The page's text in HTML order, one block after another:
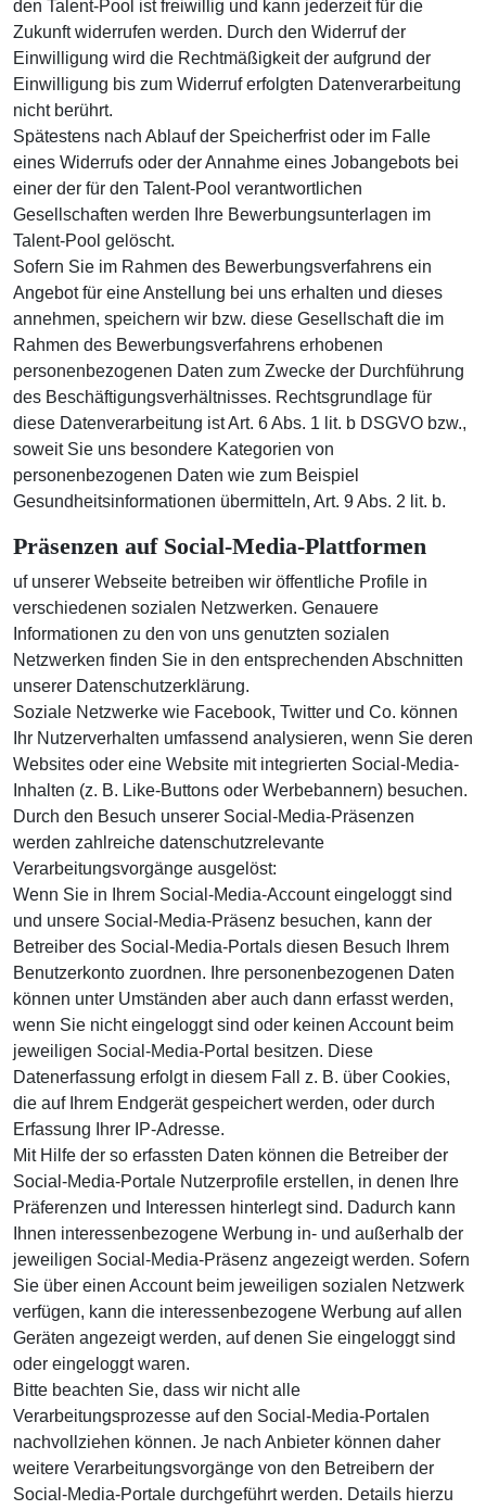
den Talent-Pool ist freiwillig und kann jederzeit für die
Zukunft widerrufen werden. Durch den Widerruf der
Einwilligung wird die Rechtmäßigkeit der aufgrund der
Einwilligung bis zum Widerruf erfolgten Datenverarbeitung
nicht berührt.
Spätestens nach Ablauf der Speicherfrist oder im Falle
eines Widerrufs oder der Annahme eines Jobangebots bei
einer der für den Talent-Pool verantwortlichen
Gesellschaften werden Ihre Bewerbungsunterlagen im
Talent-Pool gelöscht.
Sofern Sie im Rahmen des Bewerbungsverfahrens ein
Angebot für eine Anstellung bei uns erhalten und dieses
annehmen, speichern wir bzw. diese Gesellschaft die im
Rahmen des Bewerbungsverfahrens erhobenen
personenbezogenen Daten zum Zwecke der Durchführung
des Beschäftigungsverhältnisses. Rechtsgrundlage für
diese Datenverarbeitung ist Art. 6 Abs. 1 lit. b DSGVO bzw.,
soweit Sie uns besondere Kategorien von
personenbezogenen Daten wie zum Beispiel
Gesundheitsinformationen übermitteln, Art. 9 Abs. 2 lit. b.
Präsenzen auf Social-Media-Plattformen
uf unserer Webseite betreiben wir öffentliche Profile in
verschiedenen sozialen Netzwerken. Genauere
Informationen zu den von uns genutzten sozialen
Netzwerken finden Sie in den entsprechenden Abschnitten
unserer Datenschutzerklärung.
Soziale Netzwerke wie Facebook, Twitter und Co. können
Ihr Nutzerverhalten umfassend analysieren, wenn Sie deren
Websites oder eine Website mit integrierten Social-Media-
Inhalten (z. B. Like-Buttons oder Werbebannern) besuchen.
Durch den Besuch unserer Social-Media-Präsenzen
werden zahlreiche datenschutzrelevante
Verarbeitungsvorgänge ausgelöst:
Wenn Sie in Ihrem Social-Media-Account eingeloggt sind
und unsere Social-Media-Präsenz besuchen, kann der
Betreiber des Social-Media-Portals diesen Besuch Ihrem
Benutzerkonto zuordnen. Ihre personenbezogenen Daten
können unter Umständen aber auch dann erfasst werden,
wenn Sie nicht eingeloggt sind oder keinen Account beim
jeweiligen Social-Media-Portal besitzen. Diese
Datenerfassung erfolgt in diesem Fall z. B. über Cookies,
die auf Ihrem Endgerät gespeichert werden, oder durch
Erfassung Ihrer IP-Adresse.
Mit Hilfe der so erfassten Daten können die Betreiber der
Social-Media-Portale Nutzerprofile erstellen, in denen Ihre
Präferenzen und Interessen hinterlegt sind. Dadurch kann
Ihnen interessenbezogene Werbung in- und außerhalb der
jeweiligen Social-Media-Präsenz angezeigt werden. Sofern
Sie über einen Account beim jeweiligen sozialen Netzwerk
verfügen, kann die interessenbezogene Werbung auf allen
Geräten angezeigt werden, auf denen Sie eingeloggt sind
oder eingeloggt waren.
Bitte beachten Sie, dass wir nicht alle
Verarbeitungsprozesse auf den Social-Media-Portalen
nachvollziehen können. Je nach Anbieter können daher
weitere Verarbeitungsvorgänge von den Betreibern der
Social-Media-Portale durchgeführt werden. Details hierzu